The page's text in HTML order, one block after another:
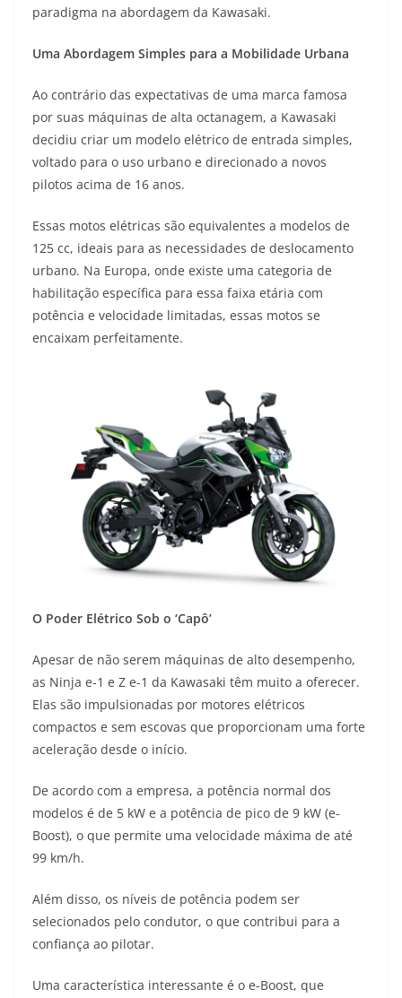
paradigma na abordagem da Kawasaki.
Uma Abordagem Simples para a Mobilidade Urbana
Ao contrário das expectativas de uma marca famosa
por suas máquinas de alta octanagem, a Kawasaki
decidiu criar um modelo elétrico de entrada simples,
voltado para o uso urbano e direcionado a novos
pilotos acima de 16 anos.
Essas motos elétricas são equivalentes a modelos de
125 cc, ideais para as necessidades de deslocamento
urbano. Na Europa, onde existe uma categoria de
habilitação específica para essa faixa etária com
potência e velocidade limitadas, essas motos se
encaixam perfeitamente.
O Poder Elétrico Sob o ‘Capô’
Apesar de não serem máquinas de alto desempenho,
as Ninja e-1 e Z e-1 da Kawasaki têm muito a oferecer.
Elas são impulsionadas por motores elétricos
compactos e sem escovas que proporcionam uma forte
aceleração desde o início.
De acordo com a empresa, a potência normal dos
modelos é de 5 kW e a potência de pico de 9 kW (e-
Boost), o que permite uma velocidade máxima de até
99 km/h.
Além disso, os níveis de potência podem ser
selecionados pelo condutor, o que contribui para a
confiança ao pilotar.
Uma característica interessante é o e-Boost, que